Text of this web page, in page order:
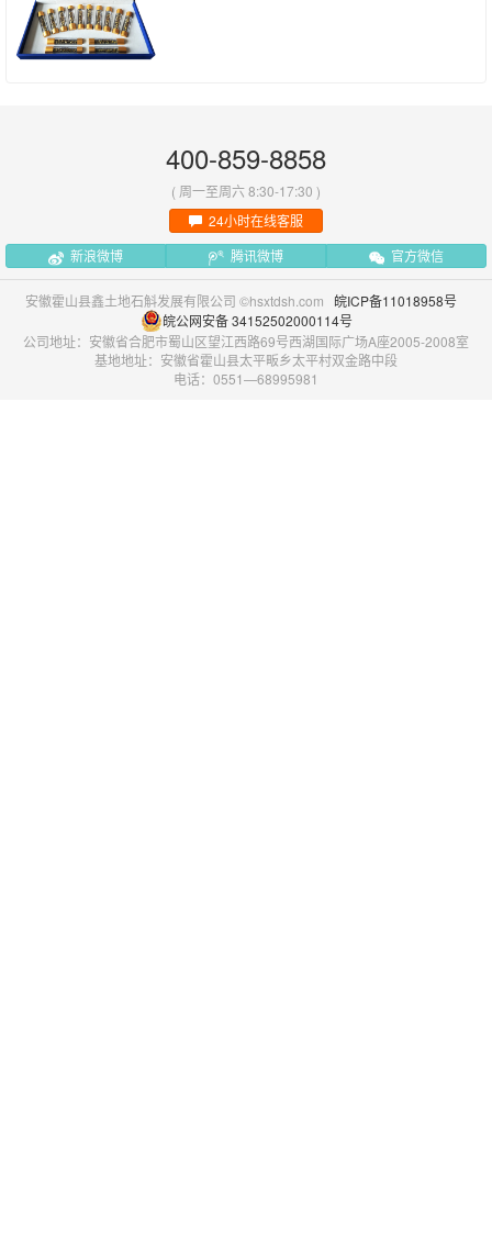
400-859-8858
( 周一至周六 8:30-17:30 )
24小时在线客服
新浪微博
腾讯微博 官方微信
安徽霍山县鑫土地石斛发展有限公司 ©hsxtdsh.com 皖ICP备11018958号
皖公网安备 34152502000114号
公司地址：安徽省合肥市蜀山区望江西路69号西湖国际广场A座2005-2008室
基地地址：安徽省霍山县太平畈乡太平村双金路中段
电话：0551—68995981